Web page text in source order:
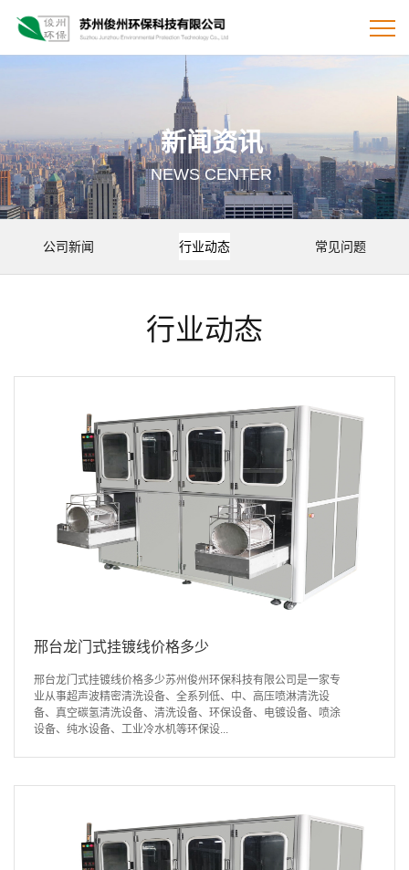
新闻资讯
NEWS CENTER
公司新闻 行业动态 常见问题
行业动态
邢台龙门式挂镀线价格多少
邢台龙门式挂镀线价格多少苏州俊州环保科技有限公司是一家专
业从事超声波精密清洗设备、全系列低、中、高压喷淋清洗设
备、真空碳氢清洗设备、清洗设备、环保设备、电镀设备、喷涂
设备、纯水设备、工业冷水机等环保设...